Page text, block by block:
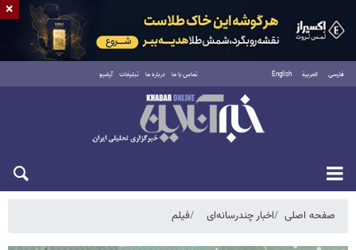
فارسی العربية English تماس با ما درباره ما تبلیغات آرشیو
پنجشنبه ۱۵ مرداد ۱۴۰۵
صفحه اصلی اخبار چندرسانه‌ای فیلم
×